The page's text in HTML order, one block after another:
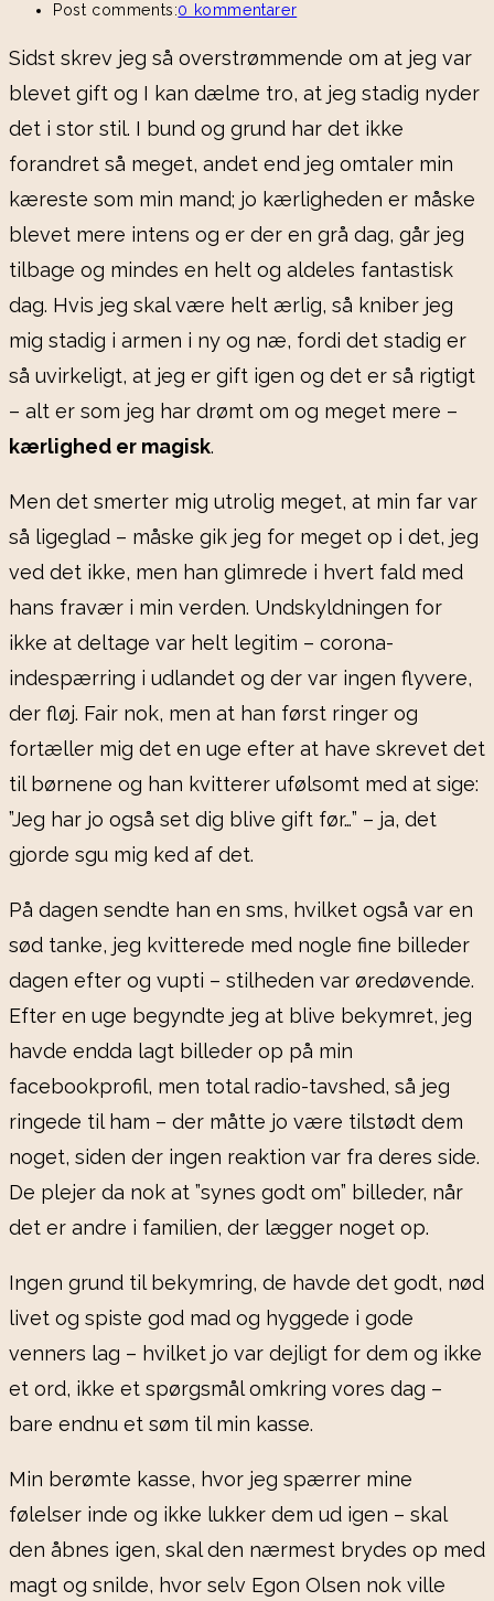
Post comments:0 kommentarer
Sidst skrev jeg så overstrømmende om at jeg var
blevet gift og I kan dælme tro, at jeg stadig nyder
det i stor stil. I bund og grund har det ikke
forandret så meget, andet end jeg omtaler min
kæreste som min mand; jo kærligheden er måske
blevet mere intens og er der en grå dag, går jeg
tilbage og mindes en helt og aldeles fantastisk
dag. Hvis jeg skal være helt ærlig, så kniber jeg
mig stadig i armen i ny og næ, fordi det stadig er
så uvirkeligt, at jeg er gift igen og det er så rigtigt
– alt er som jeg har drømt om og meget mere –
kærlighed er magisk.
Men det smerter mig utrolig meget, at min far var
så ligeglad – måske gik jeg for meget op i det, jeg
ved det ikke, men han glimrede i hvert fald med
hans fravær i min verden. Undskyldningen for
ikke at deltage var helt legitim – corona-
indespærring i udlandet og der var ingen flyvere,
der fløj. Fair nok, men at han først ringer og
fortæller mig det en uge efter at have skrevet det
til børnene og han kvitterer ufølsomt med at sige:
”Jeg har jo også set dig blive gift før…” – ja, det
gjorde sgu mig ked af det.
På dagen sendte han en sms, hvilket også var en
sød tanke, jeg kvitterede med nogle fine billeder
dagen efter og vupti – stilheden var øredøvende.
Efter en uge begyndte jeg at blive bekymret, jeg
havde endda lagt billeder op på min
facebookprofil, men total radio-tavshed, så jeg
ringede til ham – der måtte jo være tilstødt dem
noget, siden der ingen reaktion var fra deres side.
De plejer da nok at ”synes godt om” billeder, når
det er andre i familien, der lægger noget op.
Ingen grund til bekymring, de havde det godt, nød
livet og spiste god mad og hyggede i gode
venners lag – hvilket jo var dejligt for dem og ikke
et ord, ikke et spørgsmål omkring vores dag –
bare endnu et søm til min kasse.
Min berømte kasse, hvor jeg spærrer mine
følelser inde og ikke lukker dem ud igen – skal
den åbnes igen, skal den nærmest brydes op med
magt og snilde, hvor selv Egon Olsen nok ville